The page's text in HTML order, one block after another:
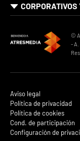
CORPORATIVOS
©
- A.
Aviso legal
Política de privacidad
Política de cookies
Cond. de participación
Configuración de